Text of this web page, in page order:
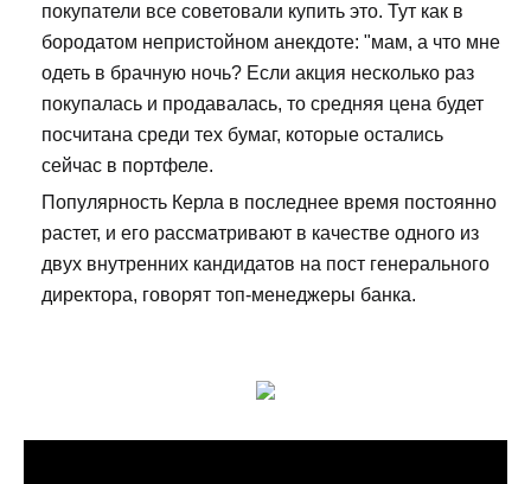
покупатели все советовали купить это. Тут как в
бородатом непристойном анекдоте: "мам, а что мне
одеть в брачную ночь? Если акция несколько раз
покупалась и продавалась, то средняя цена будет
посчитана среди тех бумаг, которые остались
сейчас в портфеле.
Популярность Керла в последнее время постоянно
растет, и его рассматривают в качестве одного из
двух внутренних кандидатов на пост генерального
директора, говорят топ-менеджеры банка.